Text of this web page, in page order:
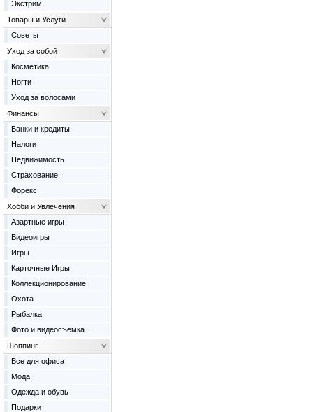
Экстрим
Товары и Услуги
Советы
Уход за собой
Косметика
Ногти
Уход за волосами
Финансы
Банки и кредиты
Налоги
Недвижимость
Страхование
Форекс
Хобби и Увлечения
Азартные игры
Видеоигры
Игры
Карточные Игры
Коллекционирование
Охота
Рыбалка
Фото и видеосъемка
Шоппинг
Все для офиса
Мода
Одежда и обувь
Подарки